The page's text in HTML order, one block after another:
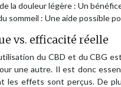
la douleur légère : Un
sommeil : Une aide possible
vs. efficacité réelle
du CBD et du CBG
une autre. Il est donc
les effets sont perçus. De